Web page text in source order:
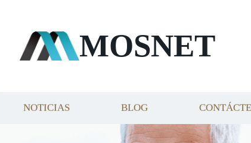
MOSNET
NOTICIAS BLOG